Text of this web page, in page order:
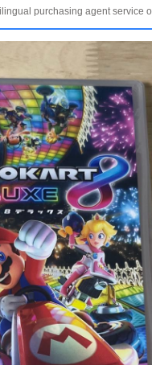
purchasing agent service